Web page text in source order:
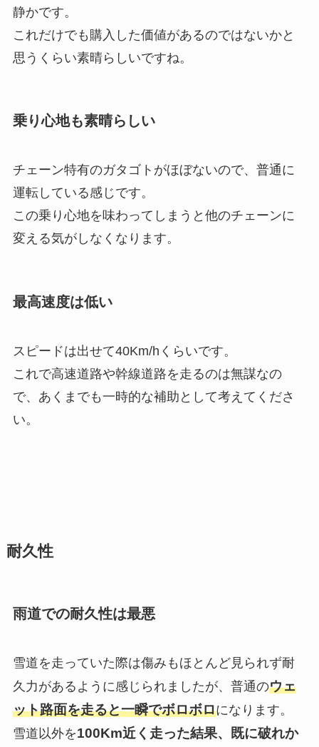
静かです。
これだけでも購入した価値があるのではないかと
思うくらい素晴らしいですね。
乗り心地も素晴らしい
チェーン特有のガタゴトがほぼないので、普通に
運転している感じです。
この乗り心地を味わってしまうと他のチェーンに
変える気がしなくなります。
最高速度は低い
スピードは出せて40Km/hくらいです。
これで高速道路や幹線道路を走るのは無謀なの
で、あくまでも一時的な補助として考えてくださ
い。
耐久性
雨道での耐久性は最悪
雪道を走っていた際は傷みもほとんど見られず耐
久力があるように感じられましたが、普通のウェ
ット路面を走ると一瞬でボロボロになります。
雪道以外を100Km近く走った結果、既に破れか